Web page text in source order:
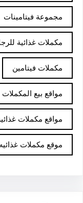
مجموعة فيتامينات
مكملات غذائية
مكملات فيتامين
مواقع بيع
مواقع مكملات
موقع مكملات غذائيه